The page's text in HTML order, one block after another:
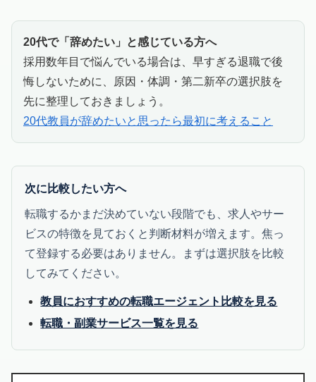
20代で「辞めたい」と感じている方へ
採用数年目で悩んでいる場合は、早すぎる退職で後
悔しないために、原因・体調・第二新卒の選択肢を
先に整理しておきましょう。
20代教員が辞めたいと思ったら最初に考えること
次に比較したい方へ
転職するかまだ決めていない段階でも、求人やサー
ビスの特徴を見ておくと判断材料が増えます。焦っ
て登録する必要はありません。まずは選択肢を比較
してみてください。
教員におすすめの転職エージェント比較を見る
転職・副業サービス一覧を見る